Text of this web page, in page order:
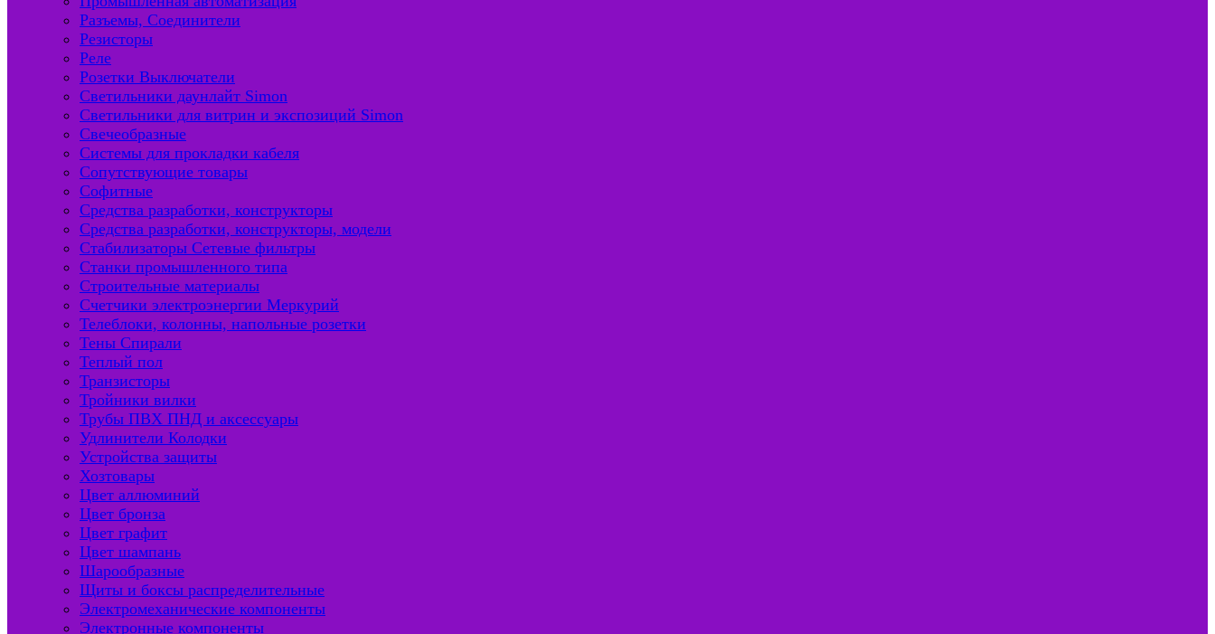
Разъемы, Соединители
Резисторы
Реле
Розетки Выключатели
Светильники даунлайт Simon
Светильники для витрин и экспозиций Simon
Свечеобразные
Системы для прокладки кабеля
Сопутствующие товары
Софитные
Средства разработки, конструкторы
Средства разработки, конструкторы, модели
Стабилизаторы Сетевые фильтры
Станки промышленного типа
Строительные материалы
Счетчики электроэнергии Меркурий
Телеблоки, колонны, напольные розетки
Тены Спирали
Теплый пол
Транзисторы
Тройники вилки
Трубы ПВХ ПНД и аксессуары
Удлинители Колодки
Устройства защиты
Хозтовары
Цвет аллюминий
Цвет бронза
Цвет графит
Цвет шампань
Шарообразные
Щиты и боксы распределительные
Электромеханические компоненты
Электронные компоненты